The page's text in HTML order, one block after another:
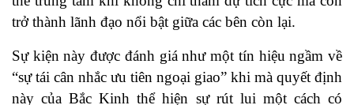
trở thành lãnh đạo nổi bật giữa các bên còn lại.
Sự kiện này được đánh giá như một tín hiệu ngầm về
“sự tái cân nhắc ưu tiên ngoại giao” khi mà quyết định
này của Bắc Kinh thể hiện sự rút lui một cách có